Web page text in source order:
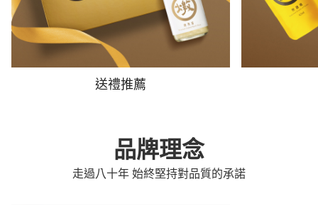
送禮推薦
品牌理念
走過八十年 始終堅持對品質的承諾